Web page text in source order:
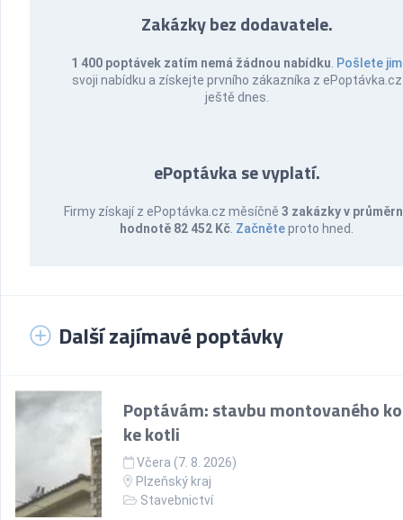
Zakázky bez dodavatele.
1 400 poptávek zatím nemá žádnou nabídku Pošlete jim
svoji nabídku a získejte prvního zákazníka z ePoptávka.cz
ještě dnes.
ePoptávka se vyplatí.
Firmy získají z ePoptávka.cz měsíčně 3 zakázky v
hodnotě 82 452 Kč Začněteproto hned.
Další zajímavé poptávky
Poptávám: stavbu montovaného
ke kotli
Včera (7. 8. 2026)
Plzeňský kraj
Stavebnictví